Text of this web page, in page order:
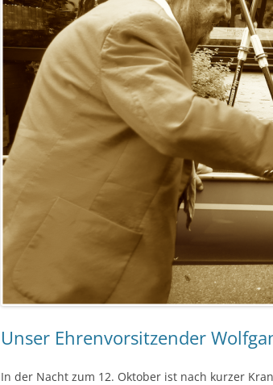
Unser Ehrenvorsitzender
In der Nacht zum 12. Oktober ist nach kurzer